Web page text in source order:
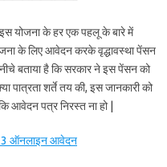
योजना के हर एक पहलू के बारे में
के लिए आवेदन करके वृद्धावस्था पेंसन
बताया है कि सरकार ने इस पेंसन को
पात्रता शर्ते तय की, इस जानकारी को
आवेदन पत्र निरस्त ना हो |
ऑनलाइन आवेदन